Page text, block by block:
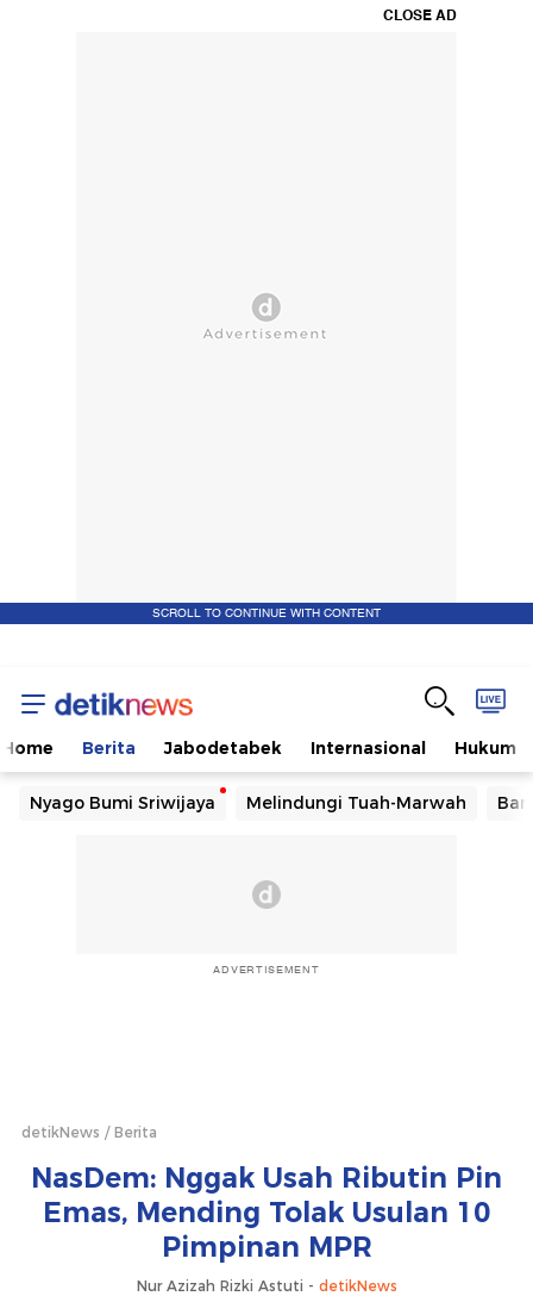
CLOSE AD
SCROLL TO CONTINUE WITH CONTENT
Home Berita Jabodetabek Internasional Hukum
Nyago Bumi Sriwijaya Melindungi Tuah-Marwah
ADVERTISEMENT
detikNews Berita
NasDem: Nggak Usah Ributin Pin
Emas, Mending Tolak Usulan 10
Pimpinan MPR
Nur Azizah Rizki Astuti - detikNews